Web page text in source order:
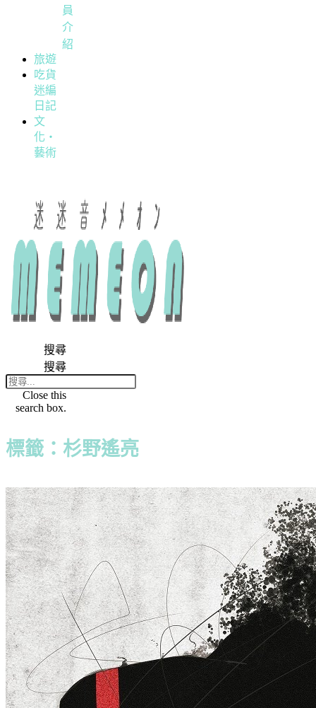
員
介
紹
旅遊
吃貨
迷編
日記
文
化・
藝術
搜尋
搜尋
Close this
search box.
標籤：杉野遙亮